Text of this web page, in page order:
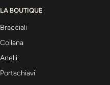
LA BOUTIQUE
Bracciali
Collana
Anelli
Portachiavi